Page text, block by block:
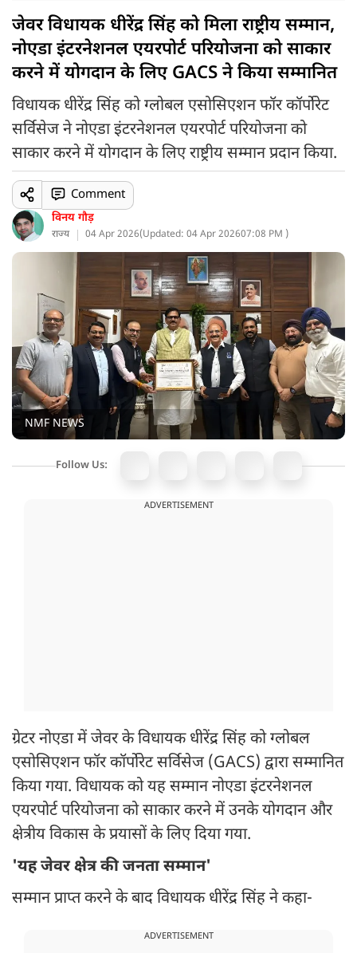
जेवर विधायक धीरेंद्र सिंह को मिला राष्ट्रीय सम्मान,
नोएडा इंटरनेशनल एयरपोर्ट परियोजना को साकार
करने में योगदान के लिए GACS ने किया सम्मानित
विधायक धीरेंद्र सिंह को ग्लोबल एसोसिएशन फॉर कॉर्पोरेट
सर्विसेज ने नोएडा इंटरनेशनल एयरपोर्ट परियोजना को
साकार करने में योगदान के लिए राष्ट्रीय सम्मान प्रदान किया.
विनय गौड़
राज्य 04 Apr 2026(Updated: 04 Apr 202607:08 PM )
Comment
NMF NEWS
Follow Us:
ADVERTISEMENT
ग्रेटर नोएडा में जेवर के विधायक धीरेंद्र सिंह को ग्लोबल
एसोसिएशन फॉर कॉर्पोरेट सर्विसेज (GACS) द्वारा सम्मानित
किया गया. विधायक को यह सम्मान नोएडा इंटरनेशनल
एयरपोर्ट परियोजना को साकार करने में उनके योगदान और
क्षेत्रीय विकास के प्रयासों के लिए दिया गया.
'यह जेवर क्षेत्र की जनता सम्मान'
सम्मान प्राप्त करने के बाद विधायक धीरेंद्र सिंह ने कहा-
ADVERTISEMENT